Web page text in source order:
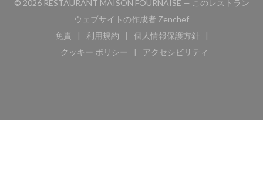
© 2026 RESTAURANT MAISON FOURNAISE — このレストラン
ウェブサイトの作成者 Zenchef((新しいウィンドウ
免責
((新しいウィンドウで開きます))
利用規約
((新しいウィンドウで開きます))
個人情報保護方針
((新しいウィンドウで開
クッキー ポリシー
((新しいウィンドウで開きます))
アクセシビリティ
((新しいウィンドウで